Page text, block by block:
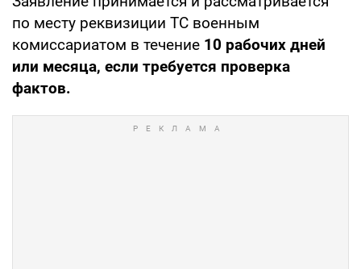
по месту реквизиции ТС военным
комиссариатом в течение 10 рабочих дней
или месяца, если требуется проверка
фактов.